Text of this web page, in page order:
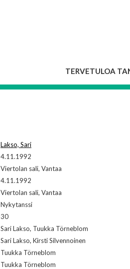
TERVETULOA
Lakso, Sari
4.11.1992
Viertolan sali, Vantaa
4.11.1992
Viertolan sali, Vantaa
Nykytanssi
30
Sari Lakso, Tuukka Törneblom
Sari Lakso, Kirsti Silvennoinen
Tuukka Törneblom
Tuukka Törneblom